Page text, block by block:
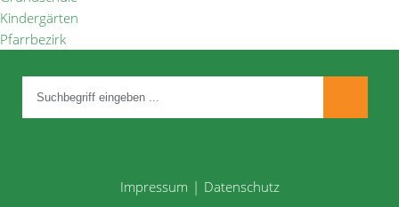
Kindergärten
Pfarrbezirk
Impressum Datenschutz